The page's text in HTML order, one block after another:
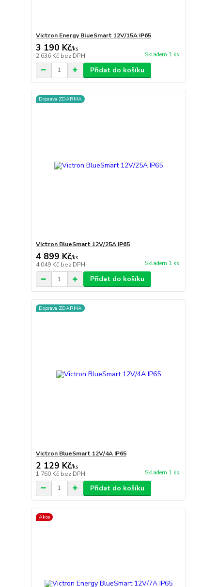
Victron Energy BlueSmart 12V/15A IP65
3 190 Kč/ks
2 636 Kč bez DPH Skladem 1 ks
Přidat do košíku
Doprava ZDARMA
Victron BlueSmart 12V/25A IP65
4 899 Kč/ks
4 049 Kč bez DPH Skladem 1 ks
Přidat do košíku
Doprava ZDARMA
Victron BlueSmart 12V/4A IP65
2 129 Kč/ks
1 760 Kč bez DPH Skladem 1 ks
Přidat do košíku
Akce